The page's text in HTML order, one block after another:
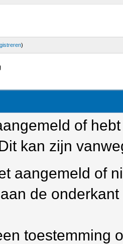
)
of
kan zijn
aangemeld of
de
toestemming